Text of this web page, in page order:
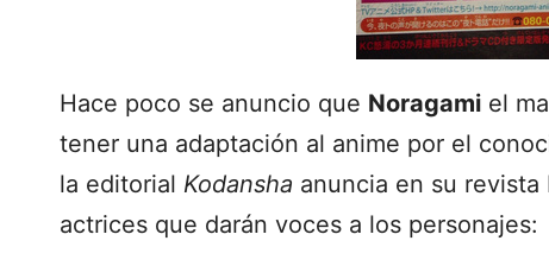
Hace poco se anuncio que Noragami el
tener una adaptación al anime por el
la editorial Kodansha anuncia en su revista
actrices que darán voces a los personajes: